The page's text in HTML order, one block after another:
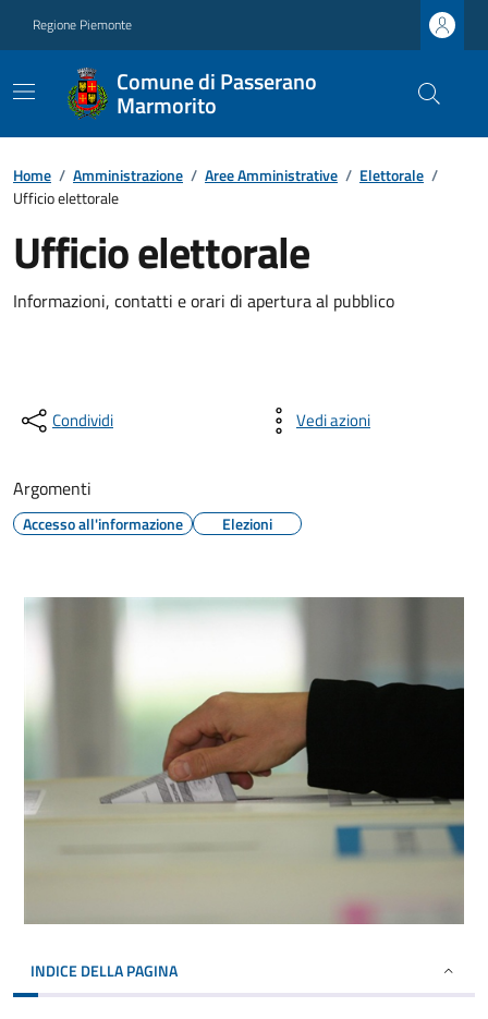
Regione Piemonte
Comune di Passerano
Marmorito
Home / Amministrazione / Aree Amministrative / Elettorale /
Ufficio elettorale
Ufficio elettorale
Informazioni, contatti e orari di apertura al pubblico
Condividi Vedi azioni
Argomenti
Accesso all'informazione Elezioni
INDICE DELLA PAGINA